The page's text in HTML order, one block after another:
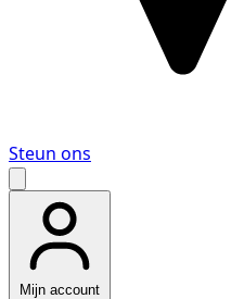
Steun ons
Mijn account